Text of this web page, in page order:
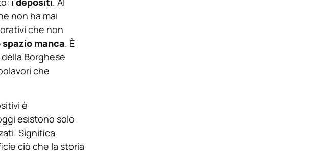
non ha mai
che non
spazio manca. È
Borghese
che
è
esistono solo
Significa
ciò che la storia